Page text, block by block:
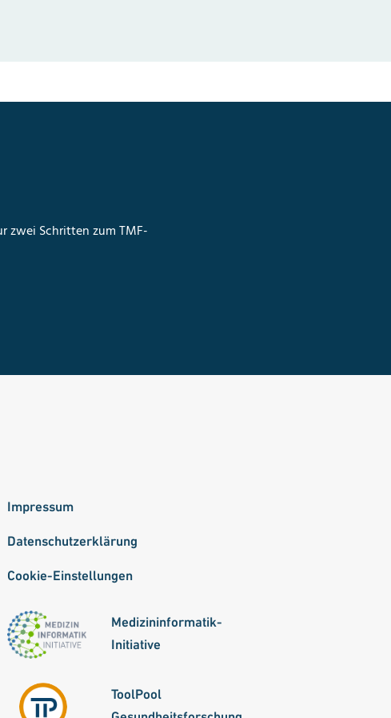
zwei Schritten zum TMF-
Impressum
Datenschutzerklärung
Cookie-Einstellungen
Medizininformatik-
Initiative
ToolPool